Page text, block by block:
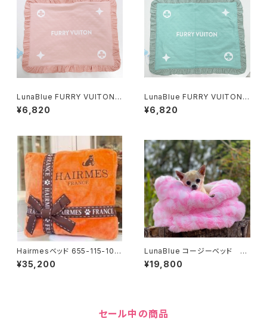
LunaBlue FURRY VUITON
パステルバブルス ピンク455-2
02-1909
¥6,820
LunaBlue FURRY VUITON
パステルバブルス ミント 455-2
02-1919
¥6,820
Hairmesベッド 655-115-104
9
¥35,200
LunaBlue コージーベッド 15
5-203-1019、1029
¥19,800
セール中の商品